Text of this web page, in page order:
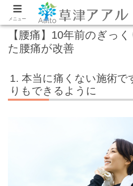
【腰痛】10年前のぎっ
た腰痛が改善
本当に痛くない施術で
りもできるように
メニュー